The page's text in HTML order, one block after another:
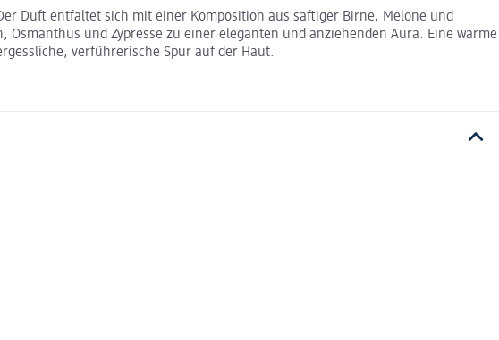
Duft entfaltet sich mit einer Komposition aus saftiger Birne, Melone und
und Zypresse zu einer eleganten und anziehenden Aura. Eine warme
verführerische Spur auf der Haut.